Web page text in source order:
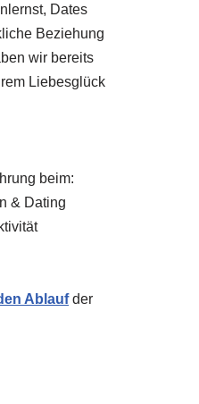
Dates
Beziehung
wir bereits
Liebesglück
beim:
& Dating
Ablaufder